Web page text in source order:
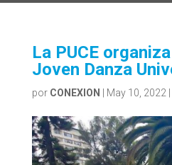
La PUCE
Joven Danza
por CONEXION May 10, 2022|